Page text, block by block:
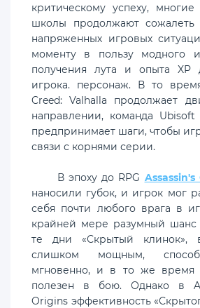
критическому успеху,
школы продолжают
напряженных игровых
моменту в пользу модного
получения лута и опыта XP
игрока. персонаж. В то
Creed: Valhalla продолжает
направлении, команда
предпринимает шаги, чтобы
связи с корнями серии.
В эпоху до RPG Assassin's
наносили губок, и игрок мог
себя почти любого врага в
крайней мере разумный
те дни «Скрытый клинок»,
слишком мощным,
мгновенно, и в то же время
полезен в бою. Однако в
Origins эффективность